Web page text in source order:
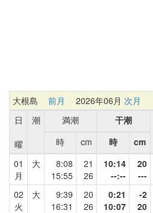
大根島 前月 2026年06月 次月
日
曜
潮 満潮 干潮
時
cm 時
cm
01
月
大
8:08
15:55
21
26
10:14
--:--
20
---
02
火
大
9:39
16:31
20
26
0:21
10:07
-2
20